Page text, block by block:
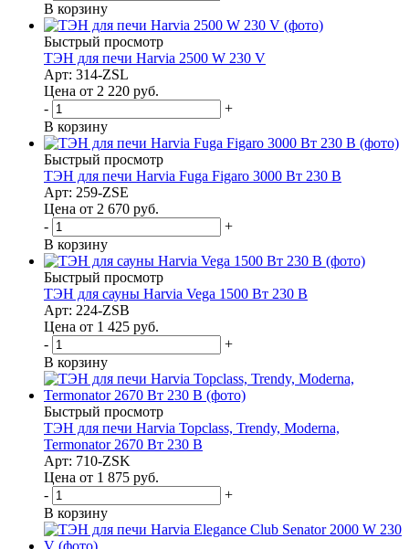
В корзину
Быстрый просмотр
ТЭН для печи Harvia 2500 W 230 V
Арт: 314-ZSL
Цена от 2 220 руб.
-
+
В корзину
Быстрый просмотр
ТЭН для печи Harvia Fuga Figaro 3000 Вт 230 В
Арт: 259-ZSE
Цена от 2 670 руб.
-
+
В корзину
Быстрый просмотр
ТЭН для сауны Harvia Vega 1500 Вт 230 В
Арт: 224-ZSB
Цена от 1 425 руб.
-
+
В корзину
Быстрый просмотр
ТЭН для печи Harvia Topclass, Trendy, Moderna,
Termonator 2670 Вт 230 В
Арт: 710-ZSK
Цена от 1 875 руб.
-
+
В корзину